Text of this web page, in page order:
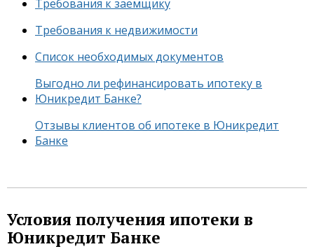
Требования к заемщику
Требования к недвижимости
Список необходимых документов
Выгодно ли рефинансировать ипотеку в
Юникредит Банке?
Отзывы клиентов об ипотеке в Юникредит
Банке
Условия получения ипотеки в
Юникредит Банке